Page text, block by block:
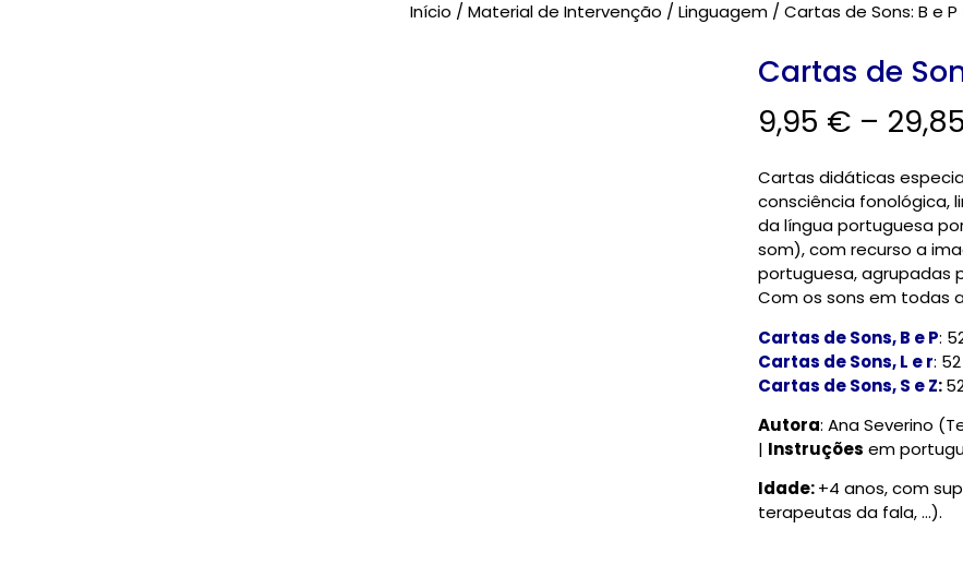
Início / Material de Intervenção / Linguagem/ Cartas de Sons: B e P
Cartas de
9,95 € – 29,85
Cartas didáticas
consciência fonológica,
da língua portuguesa
som), com recurso a
portuguesa, agrupadas
Com os sons em todas
Cartas de Sons, B e P:
Cartas de Sons, L e r:
Cartas de Sons, S e Z:
Autora: Ana Severino
| Instruções em
Idade:+4 anos, com
terapeutas da fala, …).